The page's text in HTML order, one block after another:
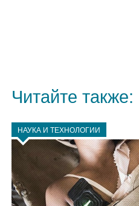
Читайте также:
НАУКА И ТЕХНОЛОГИИ